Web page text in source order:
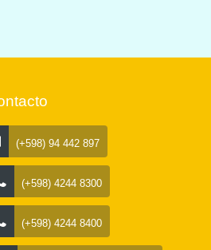
(+598) 94 442 897
(+598) 4244 8300
(+598) 4244 8400